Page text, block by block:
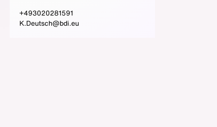
+493020281591
K.Deutsch@bdi.eu